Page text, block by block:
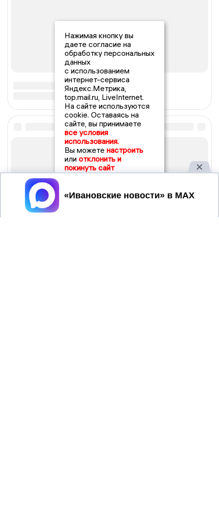
Нажимая кнопку вы
даете согласие на
обработку персональных
данных
с использованием
интернет-сервиса
Яндекс.Метрика,
top.mail.ru, LiveInternet.
На сайте используются
cookie. Оставаясь на
сайте, вы принимаете
все условия
использования.
Вы можете настроить
или отклонить и
покинуть сайт
Принять